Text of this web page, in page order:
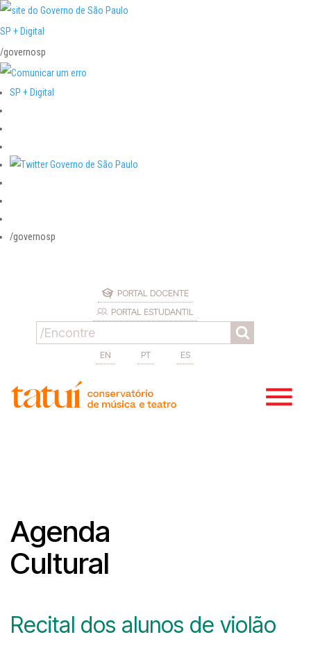
SP + Digital
/governosp
SP + Digital
/governosp
PORTAL DOCENTE
PORTAL ESTUDANTIL
EN PT ES
Agenda
Cultural
Recital dos alunos de violão